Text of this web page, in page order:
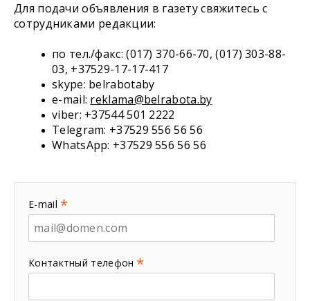
Для подачи объявления в газету свяжитесь с
сотрудниками редакции:
по тел./факс: (017) 370-66-70, (017) 303-88-
03, +37529-17-17-417
skype: belrabotaby
e-mail: reklama@belrabota.by
viber: +37544 501 2222
Telegram: +37529 556 56 56
WhatsApp: +37529 556 56 56
E-mail *
Контактный телефон *